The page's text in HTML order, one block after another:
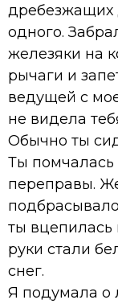
дребезжащих
одного.
железяки на
рычаги и
ведущей с
не видела
Обычно ты
Ты помчалась
переправы.
ты вцепилась
руки стали
снег.
Я подумала о